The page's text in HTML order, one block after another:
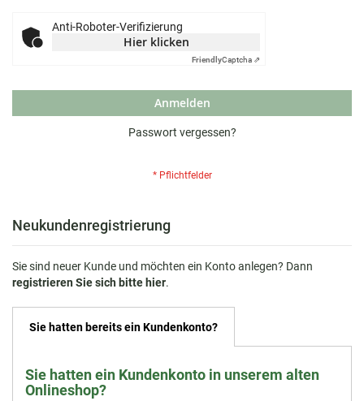
Anti-Roboter-Verifizierung
Hier klicken
FriendlyCaptcha ⇗
Anmelden
Passwort vergessen?
Neukundenregistrierung
Sie sind neuer Kunde und möchten ein Konto anlegen? Dann
registrieren Sie sich bitte hier.
Sie hatten bereits ein Kundenkonto?
Sie hatten ein Kundenkonto in unserem alten
Onlineshop?